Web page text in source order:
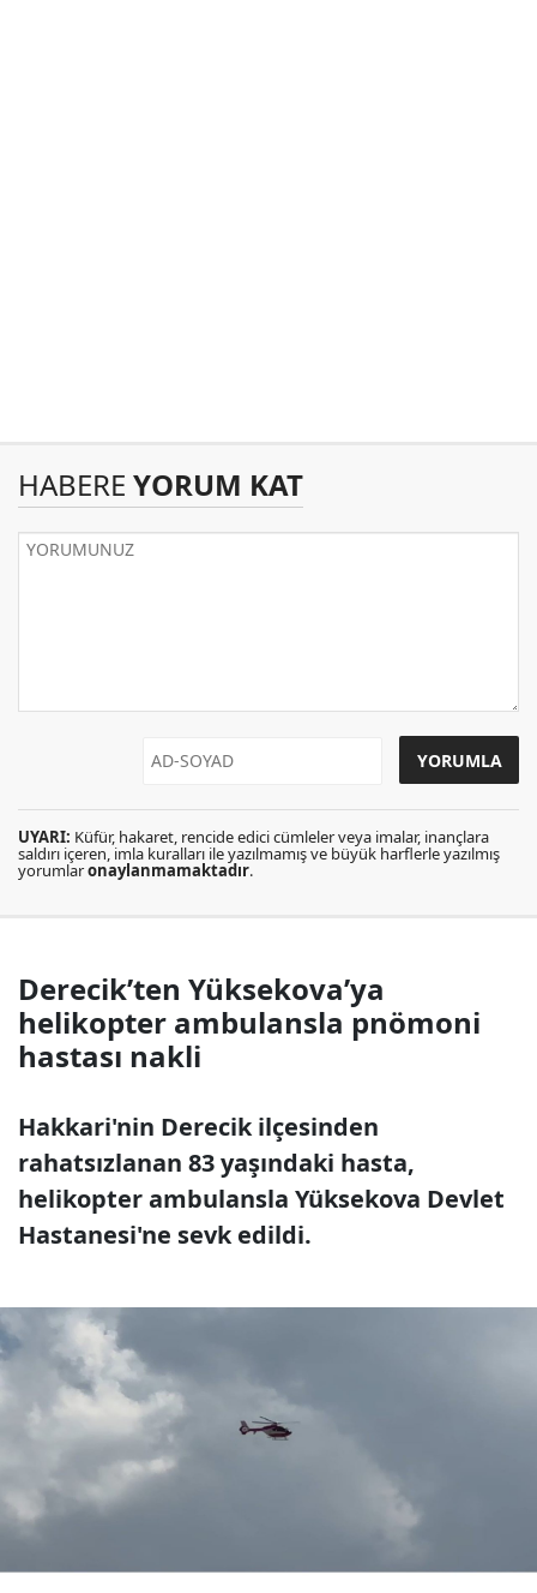
HABERE YORUM KAT
UYARI: Küfür, hakaret, rencide edici cümleler veya imalar, inançlara
saldırı içeren, imla kuralları ile yazılmamış ve büyük harflerle yazılmış
yorumlaronaylanmamaktadır.
Derecik’ten Yüksekova’ya
helikopter ambulansla pnömoni
hastası nakli
Hakkari'nin Derecik ilçesinden
rahatsızlanan 83 yaşındaki hasta,
helikopter ambulansla Yüksekova Devlet
Hastanesi'ne sevk edildi.